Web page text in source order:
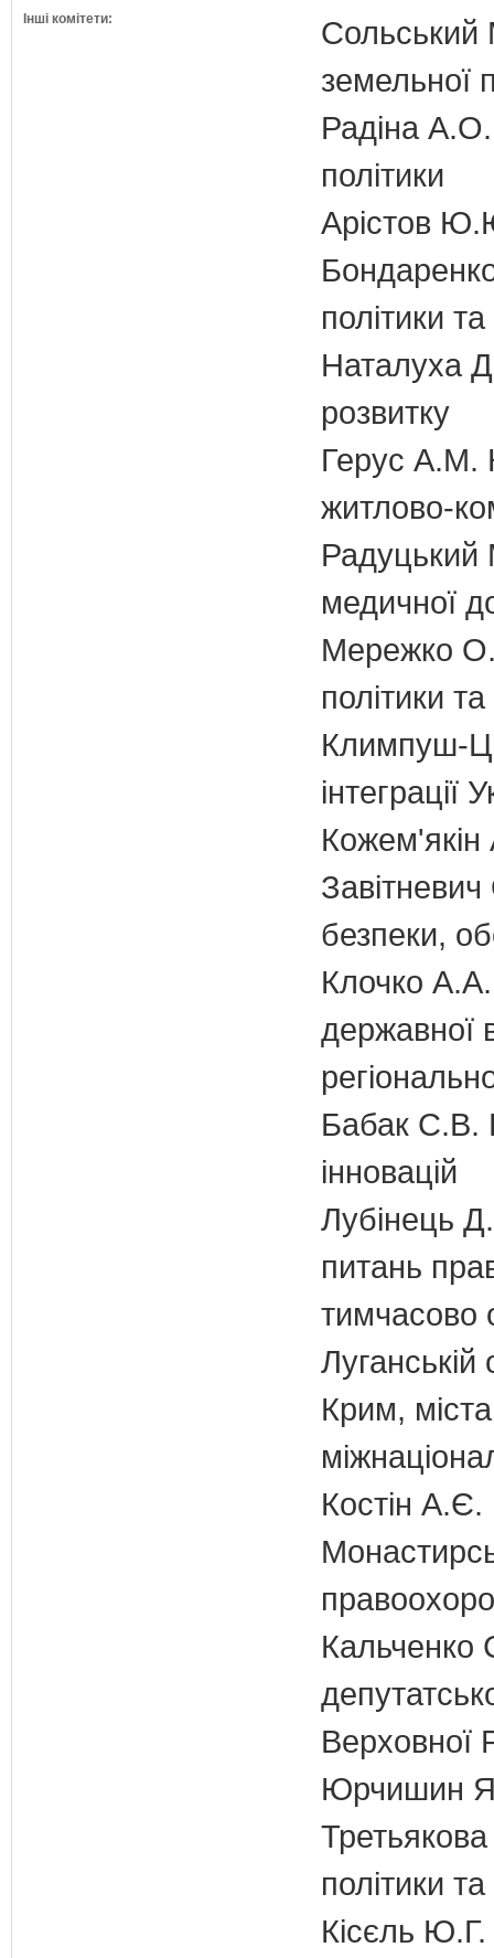
Інші комітети:
Сольський
земельної
Радіна А.О.
політики
Арістов
політики
Наталуха
розвитку
Герус А.М.
житлово-
Радуцький
медичної
Мережко
політики
Климпуш-
Кожем'якін
безпеки,
Клочко А.А.
державної
Бабак С.В.
інновацій
Лубінець
питань
тимчасово
Крим,
Костін А.Є.
Кальченко
Верховної
Юрчишин
політики
Кісєль Ю.Г.